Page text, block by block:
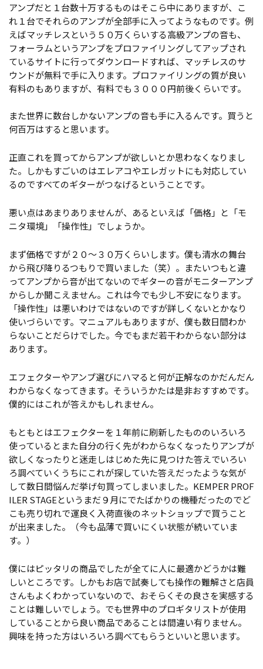
アンプだと１台数十万するものはそこら中にありますが、こ
れ１台でそれらのアンプが全部手に入ってようなものです。例
えばマッチレスという５０万くらいする高級アンプの音も、
フォーラムというアンプをプロファイリングしてアップされ
ているサイトに行ってダウンロードすれば、マッチレスのサ
ウンドが無料で手に入ります。プロファイリングの質が良い
有料のもありますが、有料でも３０００円前後くらいです。
また世界に数台しかないアンプの音も手に入るんです。買うと
何百万はすると思います。
正直これを買ってからアンプが欲しいとか思わなくなりまし
た。しかもすごいのはエレアコやエレガットにも対応してい
るのですべてのギターがつなげるということです。
悪い点はあまりありませんが、あるといえば「価格」と「モ
ニタ環境」「操作性」でしょうか。
まず価格ですが２０～３０万くらいします。僕も清水の舞台
から飛び降りるつもりで買いました（笑）。またいつもと違
ってアンプから音が出てないのでギターの音がモニターアンプ
からしか聞こえません。これは今でも少し不安になります。
「操作性」は悪いわけではないのですが詳しくないとかなり
使いづらいです。マニュアルもありますが、僕も数日間わか
らないことだらけでした。今でもまだ若干わからない部分は
あります。
エフェクターやアンプ選びにハマると何が正解なのかだんだん
わからなくなってきます。そういうかたは是非おすすめです。
僕的にはこれが答えかもしれません。
もともとはエフェクターを１年前に刷新したもののいろいろ
使っているとまた自分の行く先がわからなくなったりアンプが
欲しくなったりと迷走しはじめた先に見つけた答えでいろい
ろ調べていくうちにこれが探していた答えだったような気が
して数日間悩んだ挙げ句買ってしまいました。 KEMPER PROF
ILER STAGEというまだ９月にでたばかりの機種だったのでど
こも売り切れで運良く入荷直後のネットショップで買うこと
が出来ました。（今も品薄で買いにくい状態が続いていま
す。）
僕にはピッタリの商品でしたが全てに人に最適かどうかは難
しいところです。しかもお店で試奏しても操作の難解さと店員
さんもよくわかっていないので、おそらくその良さを実感する
ことは難しいでしょう。でも世界中のプロギタリストが使用
していることから良い商品であることは間違い有りません。
興味を持った方はいろいろ調べてもらうといいと思います。